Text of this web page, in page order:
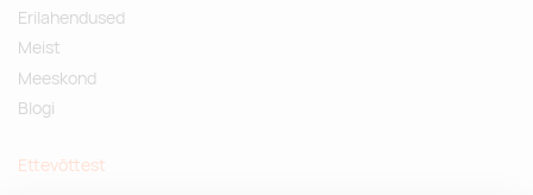
Erilahendused
Meist
Meeskond
Blogi
Ettevõttest